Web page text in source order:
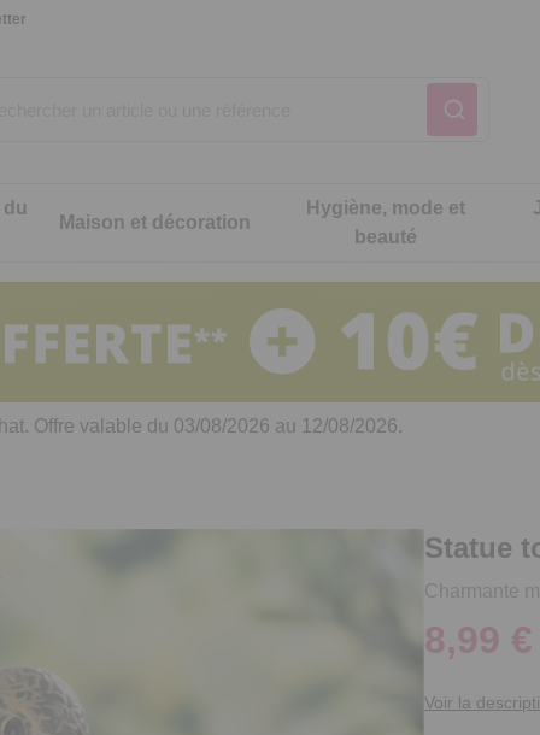
cuisine
de cuisine malins
Notre produit du
Notre produit du
Maison et décoration
Notre produit du
Hygiène, mode et
beauté
intimité
Notre produit du
Notre produit du
Notre produit du
Offre valable du 03/08/2026 au 12/08/2026.
Statue
Charmante
8,99 €
Voir la